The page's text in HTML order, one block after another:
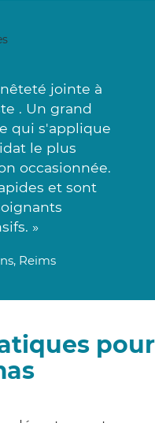
jointe à
. Un grand
qui s'applique
le plus
occasionnée.
et sont
»
Reims
pour